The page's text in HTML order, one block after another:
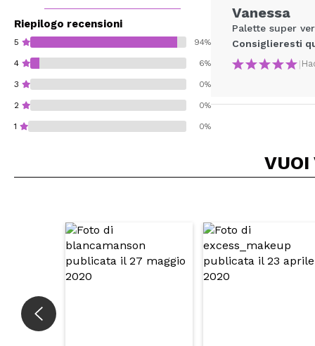
Riepilogo recensioni
5 94%
4 6%
3 0%
2 0%
1 0%
Vanessa
Palette super
Consiglieresti
|
VUOI